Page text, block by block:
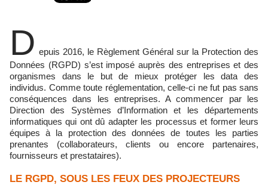
D epuis 2016, le Règlement Général sur la Protection des
Données (RGPD) s’est imposé auprès des entreprises et des
organismes dans le but de mieux protéger les data des
individus. Comme toute réglementation, celle-ci ne fut pas sans
conséquences dans les entreprises. A commencer par les
Direction des Systèmes d’Information et les départements
informatiques qui ont dû adapter les processus et former leurs
équipes à la protection des données de toutes les parties
prenantes (collaborateurs, clients ou encore partenaires,
fournisseurs et prestataires).
LE RGPD, SOUS LES FEUX DES PROJECTEURS